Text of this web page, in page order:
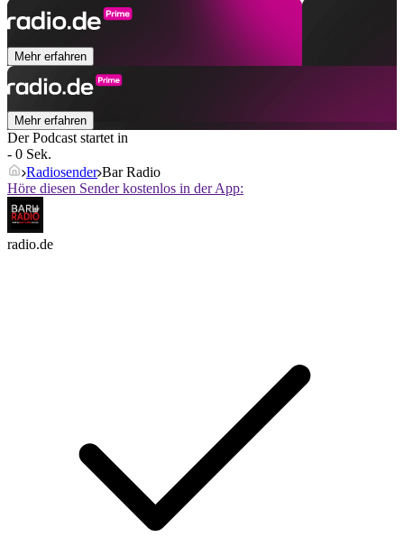
Mehr erfahren
Mehr erfahren
Der Podcast startet in
- 0 Sek.
Radiosender Bar Radio
Höre diesen Sender kostenlos in der App:
radio.de